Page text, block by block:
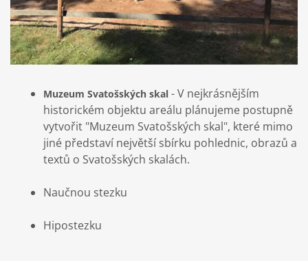
Muzeum Svatošských skal - V nejkrásnějším
historickém objektu areálu plánujeme postupně
vytvořit "Muzeum Svatošských skal", které mimo
jiné představí největší sbírku pohlednic, obrazů a
textů o Svatošských skalách.
Naučnou stezku
Hipostezku